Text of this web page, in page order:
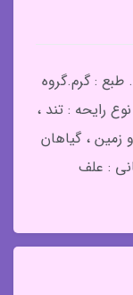
طبع : گرم.گروه
رایحه : تند ،
زمین ، گیاهان
: علف